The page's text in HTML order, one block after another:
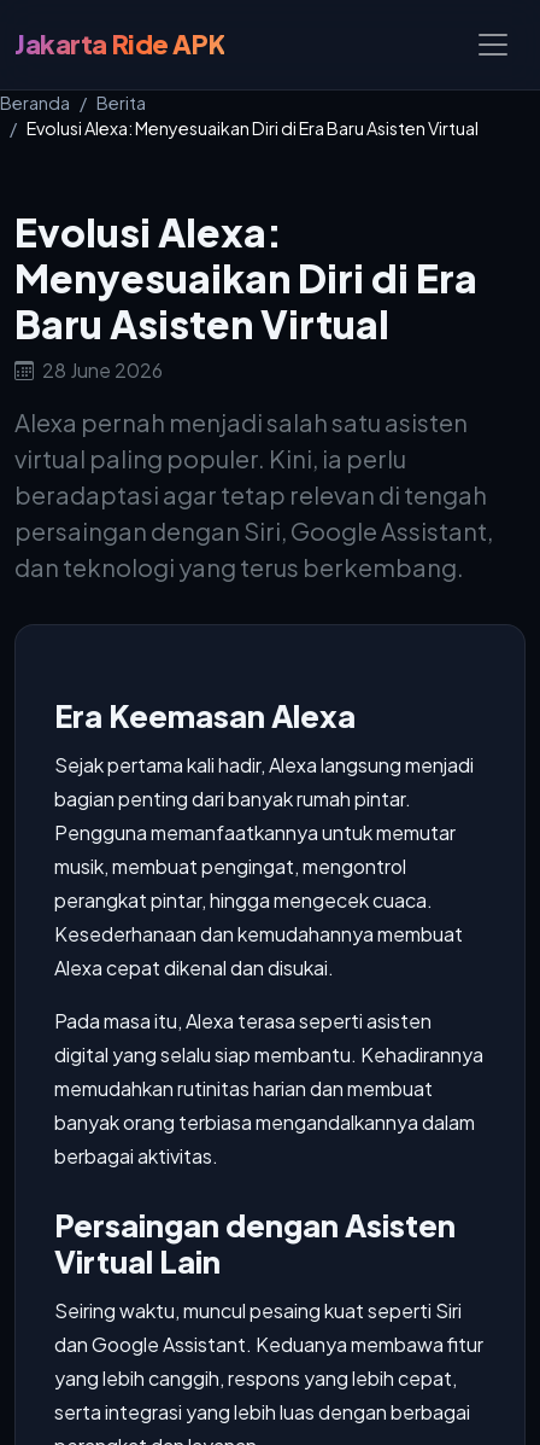
Jakarta Ride APK
Beranda
Berita
Evolusi Alexa: Menyesuaikan Diri di Era Baru Asisten Virtual
Evolusi Alexa:
Menyesuaikan Diri di Era
Baru Asisten Virtual
28 June 2026
Alexa pernah menjadi salah satu asisten
virtual paling populer. Kini, ia perlu
beradaptasi agar tetap relevan di tengah
persaingan dengan Siri, Google Assistant,
dan teknologi yang terus berkembang.
Era Keemasan Alexa
Sejak pertama kali hadir, Alexa langsung menjadi
bagian penting dari banyak rumah pintar.
Pengguna memanfaatkannya untuk memutar
musik, membuat pengingat, mengontrol
perangkat pintar, hingga mengecek cuaca.
Kesederhanaan dan kemudahannya membuat
Alexa cepat dikenal dan disukai.
Pada masa itu, Alexa terasa seperti asisten
digital yang selalu siap membantu. Kehadirannya
memudahkan rutinitas harian dan membuat
banyak orang terbiasa mengandalkannya dalam
berbagai aktivitas.
Persaingan dengan Asisten
Virtual Lain
Seiring waktu, muncul pesaing kuat seperti Siri
dan Google Assistant. Keduanya membawa fitur
yang lebih canggih, respons yang lebih cepat,
serta integrasi yang lebih luas dengan berbagai